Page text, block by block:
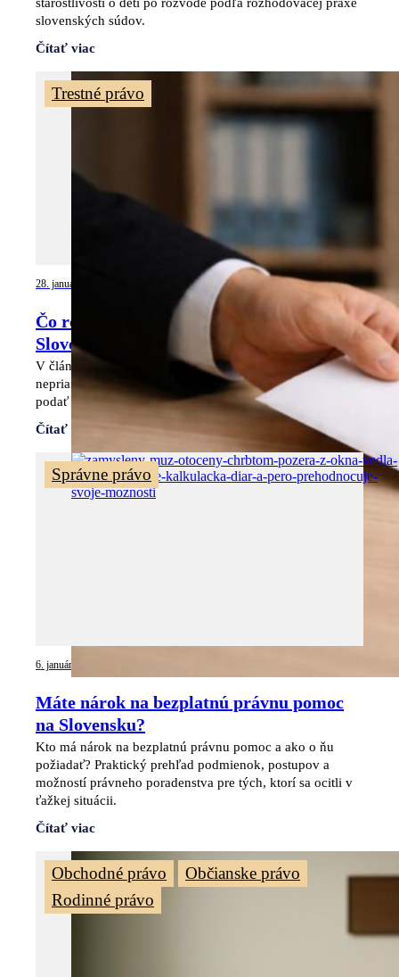
slovenských súdov.
Čítať viac
Trestné právo
28. januára 2026
Čo robiť, keď sa stretnete s korupciou na
Slovensku?
V článku nájdete jasné kroky, ako rozpoznať priamu aj
nepriamu korupciu. Poradíme vám, čo si pripraviť, kam
podať oznámenie a kedy pomôže advokát.
Čítať viac
Správne právo
6. januára 2026
Máte nárok na bezplatnú právnu pomoc
na Slovensku?
Kto má nárok na bezplatnú právnu pomoc a ako o ňu
požiadať? Praktický prehľad podmienok, postupov a
možností právneho poradenstva pre tých, ktorí sa ocitli v
ťažkej situácii.
Čítať viac
Obchodné právo Občianske právo
Rodinné právo